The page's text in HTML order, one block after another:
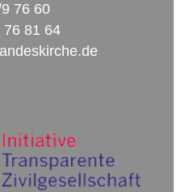
76 60
76 81 64